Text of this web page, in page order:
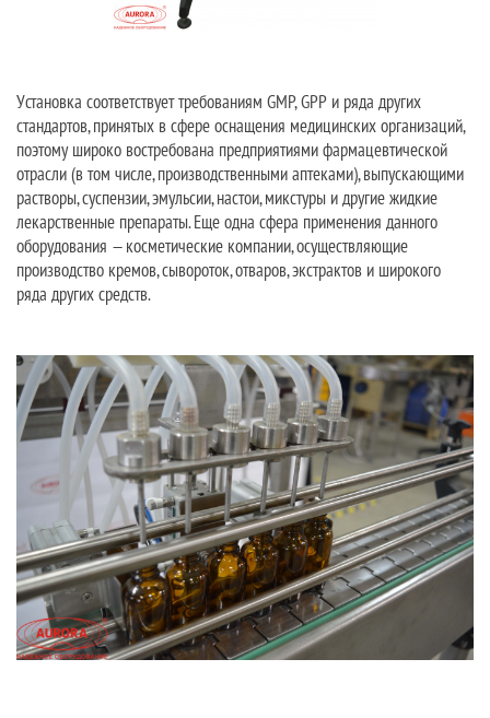
Установка соответствует требованиям GMP, GPP и ряда других
стандартов, принятых в сфере оснащения медицинских организаций,
поэтому широко востребована предприятиями фармацевтической
отрасли (в том числе, производственными аптеками), выпускающими
растворы, суспензии, эмульсии, настои, микстуры и другие жидкие
лекарственные препараты. Еще одна сфера применения данного
оборудования — косметические компании, осуществляющие
производство кремов, сывороток, отваров, экстрактов и широкого
ряда других средств.